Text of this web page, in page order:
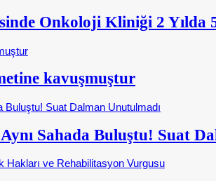
Onkoloji Kliniği 2 Yılda
kavuşmuştur
Sahada Buluştu! Suat